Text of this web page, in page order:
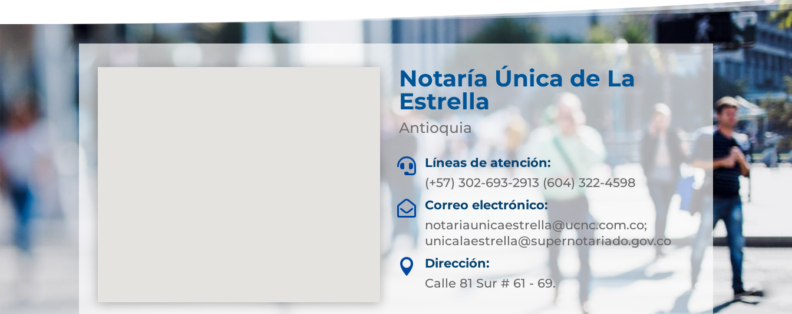
Notaría Única de La
Estrella
Antioquia

Líneas de atención:
(+57) 302-693-2913 (604) 322-4598

Correo electrónico:
notariaunicaestrella@ucnc.com.co;
unicalaestrella@supernotariado.gov.co

Dirección:
Calle 81 Sur # 61 - 69.